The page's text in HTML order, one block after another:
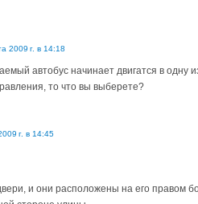
2009 г. в 14:18
автобус начинает двигатся в одну
то что вы выберете?
г. в 14:45
и они расположены на его правом